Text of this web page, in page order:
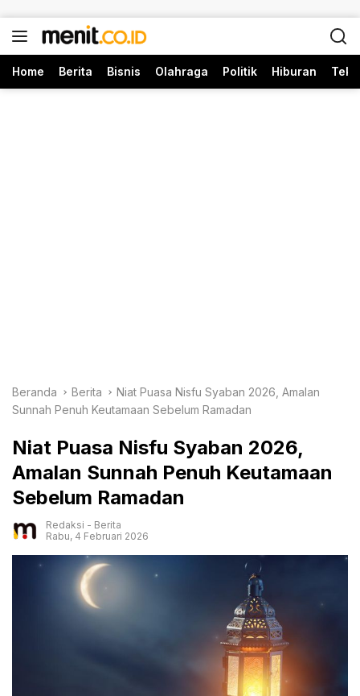
Home Berita Bisnis Olahraga Politik Hiburan
Beranda Berita
Niat Puasa Nisfu Syaban 2026, Amalan
Sunnah Penuh Keutamaan Sebelum Ramadan
Niat Puasa Nisfu Syaban 2026,
Amalan Sunnah Penuh Keutamaan
Sebelum Ramadan
Redaksi - Berita
Rabu, 4 Februari 2026